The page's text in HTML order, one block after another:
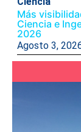
Más
Ciencia e
2026
Agosto 3,